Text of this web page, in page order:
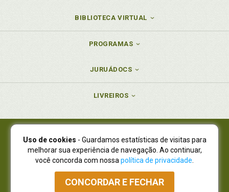
BIBLIOTECA VIRTUAL
PROGRAMAS
JURUÁDOCS
LIVREIROS
Juruá Editora Ltda., CNPJ 77.535.508/0001-19
Juruá Informática Ltda., CNPJ 01.701.561/0001-80
NOVO ENDEREÇO:R. Flávio Dallegrave, 7665, São Lourenço |
Curitiba - Paraná - CEP 82210-310
Atendimento: (41) 4009-3900|Vendas Atacado: (41) 4009-3939
Uso de cookies - Guardamos estatísticas de visitas para
melhorar sua experiência de navegação. Ao continuar,
você concorda com nossa política de privacidade
CONCORDAR E FECHAR